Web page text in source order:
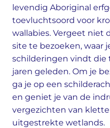
levendig Aboriginal
toevluchtsoord voor
wallabies. Vergeet niet
site te bezoeken, waar
schilderingen vindt
jaren geleden. Om je
ga je op een
en geniet je van de
vergezichten van
uitgestrekte wetlands.